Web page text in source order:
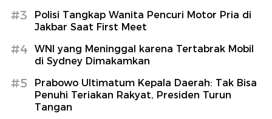
#3
Polisi Tangkap Wanita Pencuri Motor Pria di
Jakbar Saat First Meet
#4
WNI yang Meninggal karena Tertabrak Mobil
di Sydney Dimakamkan
#5
Prabowo Ultimatum Kepala Daerah: Tak Bisa
Penuhi Teriakan Rakyat, Presiden Turun
Tangan